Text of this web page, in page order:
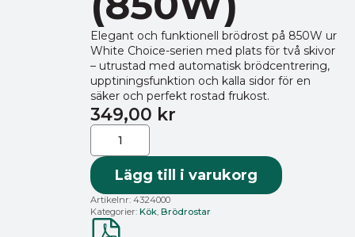
Elegant och funktionell brödrost på 850W ur
White Choice-serien med plats för två skivor
– utrustad med automatisk brödcentrering,
upptiningsfunktion och kalla sidor för en
säker och perfekt rostad frukost.
349,00 kr
Severin
Brödrost
White
Choice
AT
4324
–
Vit
(850W)
mängd
Lägg till i varukorg
Artikelnr:4324000
Kategorier:Kök,Brödrostar